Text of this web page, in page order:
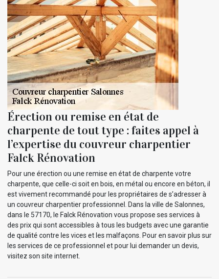
Érection ou remise en état de
charpente de tout type : faites appel à
l’expertise du couvreur charpentier
Falck Rénovation
Pour une érection ou une remise en état de charpente votre
charpente, que celle-ci soit en bois, en métal ou encore en béton, il
est vivement recommandé pour les propriétaires de s’adresser à
un couvreur charpentier professionnel. Dans la ville de Salonnes,
dans le 57170, le Falck Rénovation vous propose ses services à
des prix qui sont accessibles à tous les budgets avec une garantie
de qualité contre les vices et les malfaçons. Pour en savoir plus sur
les services de ce professionnel et pour lui demander un devis,
visitez son site internet.